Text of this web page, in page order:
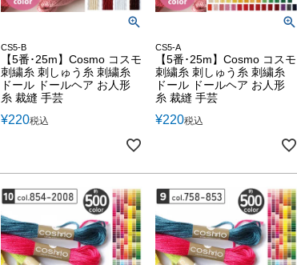
CS5-B
【5番･25m】Cosmo コスモ
刺繍糸 刺しゅう糸 刺繍糸
ドール ドールヘア お人形
糸 裁縫 手芸
¥220税込
CS5-A
【5番･25m】Cosmo コスモ
刺繍糸 刺しゅう糸 刺繍糸
ドール ドールヘア お人形
糸 裁縫 手芸
¥220税込